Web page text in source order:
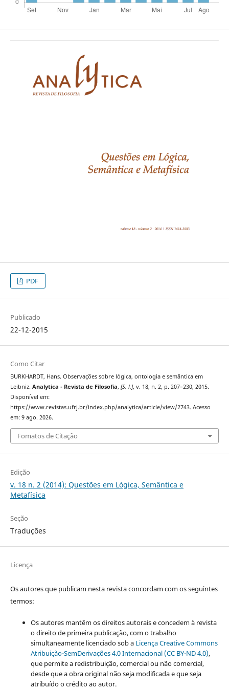
PDF
Publicado
22-12-2015
Como Citar
BURKHARDT, Hans. Observações sobre lógica, ontologia e semântica em
Leibniz. Analytica - Revista de Filosofia, [S. l.], v. 18, n. 2, p. 207–230, 2015.
Disponível em:
https://www.revistas.ufrj.br/index.php/analytica/article/view/2743. Acesso
em: 9 ago. 2026.
Fomatos de Citação
Edição
v. 18 n. 2 (2014): Questões em Lógica, Semântica e
Metafísica
Seção
Traduções
Licença
Os autores que publicam nesta revista concordam com os seguintes
termos:
Os autores mantêm os direitos autorais e concedem à revista
o direito de primeira publicação, com o trabalho
simultaneamente licenciado sob aLicença Creative Commons
Atribuição-SemDerivações 4.0 Internacional (CC BY-ND 4.0),
que permite a redistribuição, comercial ou não comercial,
desde que a obra original não seja modificada e que seja
atribuído o crédito ao autor.